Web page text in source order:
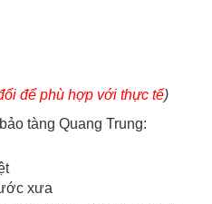
để phù hợp với thực tế)
tàng Quang Trung:
xưa